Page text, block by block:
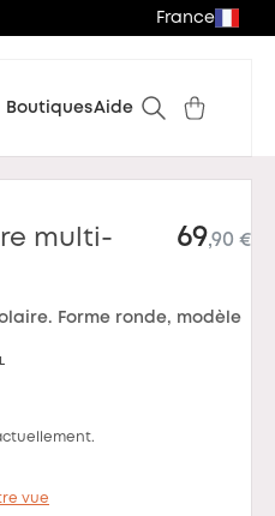
France
BoutiquesAide
multi-
69,90 €
Forme ronde, modèle
vue